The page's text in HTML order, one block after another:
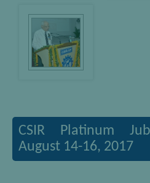
CSIR Platinum
August 14-16, 2017